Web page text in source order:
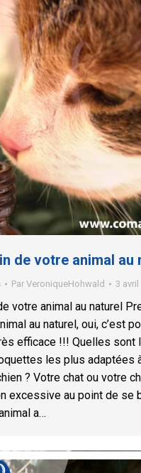
de votre animal au
Par VeroniqueHohwald 3 avril
votre animal au naturel
au naturel, oui, c’est
efficace !!! Quelles sont
les plus adaptées
? Votre chat ou votre
excessive au point de se
a…